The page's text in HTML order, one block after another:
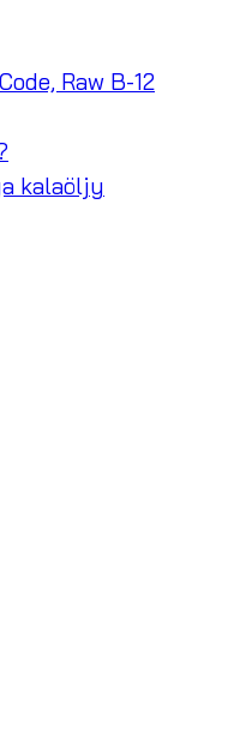
Raw B-12
kalaöljy